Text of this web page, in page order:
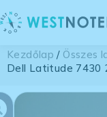
Kezdőlap / Összes
Dell Latitude 7430